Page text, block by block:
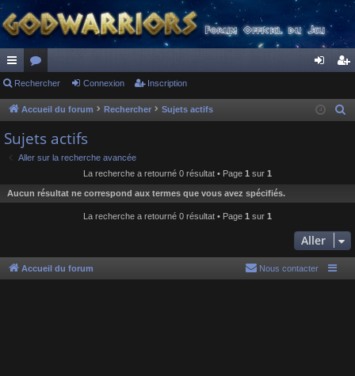
ac
co
ur
ci
or
u
s
ne cri
Rechercher Connexion Inscription
Accueil du forum Rechercher Sujets actifs
h
e
Sujets actifs
Aller sur la recherche avancée
La recherche a retourné 0 résultat • Page 1 sur 1
Aucun résultat ne correspond aux termes que vous avez spécifiés.
La recherche a retourné 0 résultat • Page 1 sur 1
Aller
Accueil du forum Nous contacter